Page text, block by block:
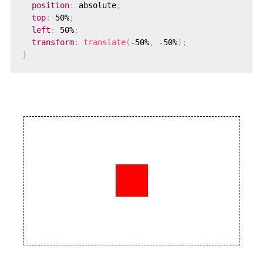
position: absolute;
top: 50%;
left : 50%;
transform: translate( -50%, -50%) ;
}